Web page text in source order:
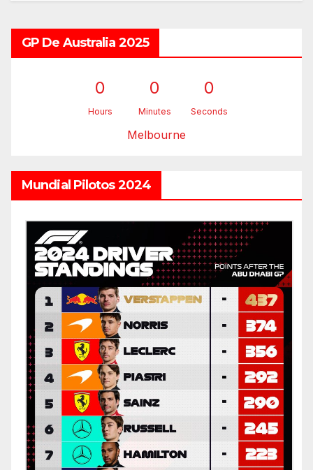
GP De Australia 2025
0
Hours
0
Minutes
0
Seconds
Melbourne
Mundial Pilotos 2024